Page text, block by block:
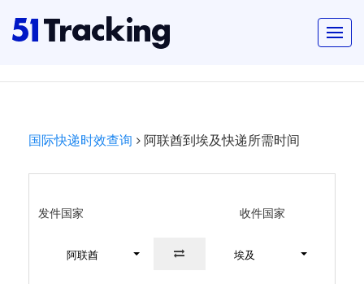
国际快递时效查询 阿联酋到埃及快递所需时间
发件国家 收件国家
阿联酋 埃及